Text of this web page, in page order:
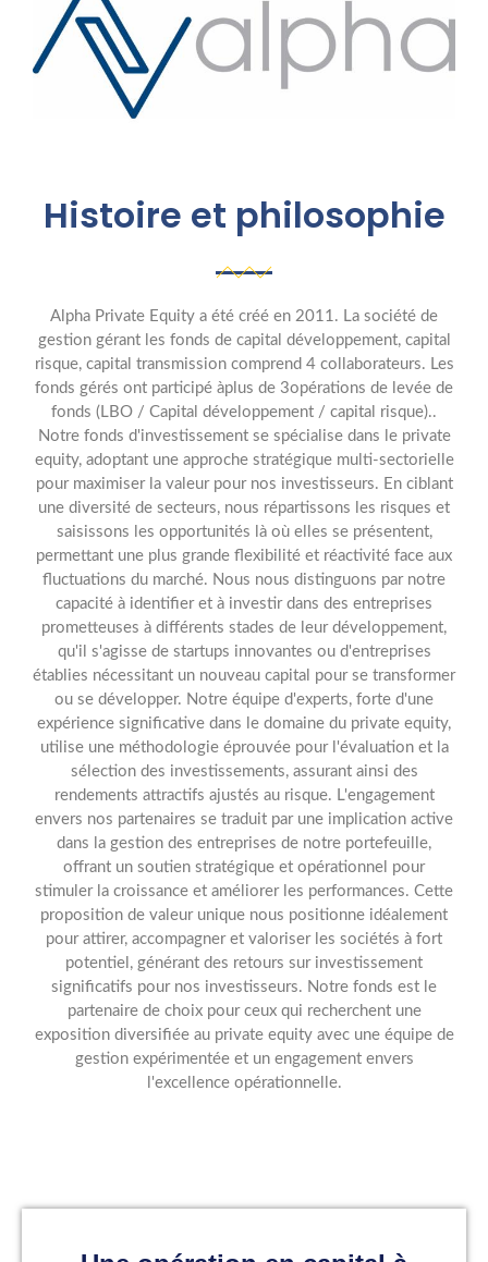
Histoire et philosophie
Alpha Private Equity a été créé en 2011. La société de
gestion gérant les fonds de capital développement, capital
risque, capital transmission comprend 4 collaborateurs. Les
fonds gérés ont participé àplus de 3opérations de levée de
fonds (LBO / Capital développement / capital risque)..
Notre fonds d'investissement se spécialise dans le private
equity, adoptant une approche stratégique multi-sectorielle
pour maximiser la valeur pour nos investisseurs. En ciblant
une diversité de secteurs, nous répartissons les risques et
saisissons les opportunités là où elles se présentent,
permettant une plus grande flexibilité et réactivité face aux
fluctuations du marché. Nous nous distinguons par notre
capacité à identifier et à investir dans des entreprises
prometteuses à différents stades de leur développement,
qu'il s'agisse de startups innovantes ou d'entreprises
établies nécessitant un nouveau capital pour se transformer
ou se développer. Notre équipe d'experts, forte d'une
expérience significative dans le domaine du private equity,
utilise une méthodologie éprouvée pour l'évaluation et la
sélection des investissements, assurant ainsi des
rendements attractifs ajustés au risque. L'engagement
envers nos partenaires se traduit par une implication active
dans la gestion des entreprises de notre portefeuille,
offrant un soutien stratégique et opérationnel pour
stimuler la croissance et améliorer les performances. Cette
proposition de valeur unique nous positionne idéalement
pour attirer, accompagner et valoriser les sociétés à fort
potentiel, générant des retours sur investissement
significatifs pour nos investisseurs. Notre fonds est le
partenaire de choix pour ceux qui recherchent une
exposition diversifiée au private equity avec une équipe de
gestion expérimentée et un engagement envers
l'excellence opérationnelle.